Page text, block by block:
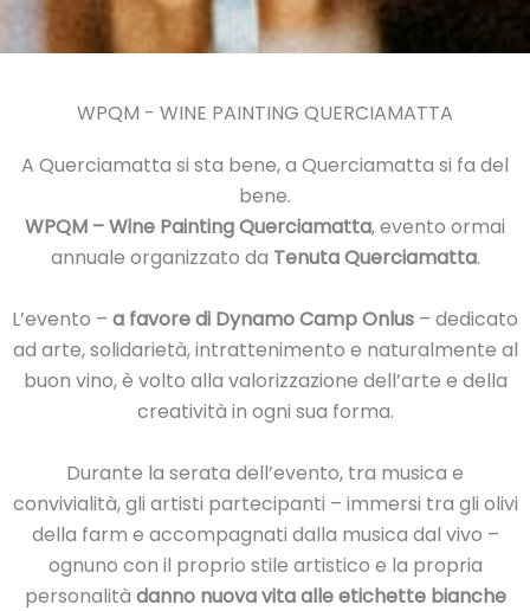
WPQM - WINE PAINTING QUERCIAMATTA
A Querciamatta si sta bene, a Querciamatta si fa del
bene.
WPQM – Wine Painting Querciamatta, evento ormai
annuale organizzato da Tenuta Querciamatta.
L’evento – a favore di Dynamo Camp Onlus – dedicato
ad arte, solidarietà, intrattenimento e naturalmente al
buon vino, è volto alla valorizzazione dell’arte e della
creatività in ogni sua forma.
Durante la serata dell’evento, tra musica e
convivialità, gli artisti partecipanti – immersi tra gli olivi
della farm e accompagnati dalla musica dal vivo –
ognuno con il proprio stile artistico e la propria
personalità danno nuova vita alle etichette bianche